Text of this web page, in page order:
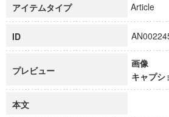
慶應義塾大学グローバルCOEプ
慶應義塾大学グローバルCOEプ
博士課程教育リーディングプロ
学術雑誌掲載論文等(8)
アイテムタイプ Article
ID
プレビュー
画像
キャプシ
本文